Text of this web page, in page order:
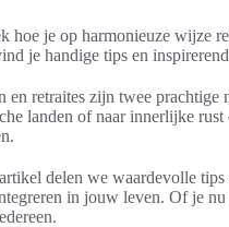
hoe je op harmonieuze wijze
je handige tips en
en retraites zijn twee
landen of naar innerlijke
delen we waardevolle tips
in jouw leven. Of je